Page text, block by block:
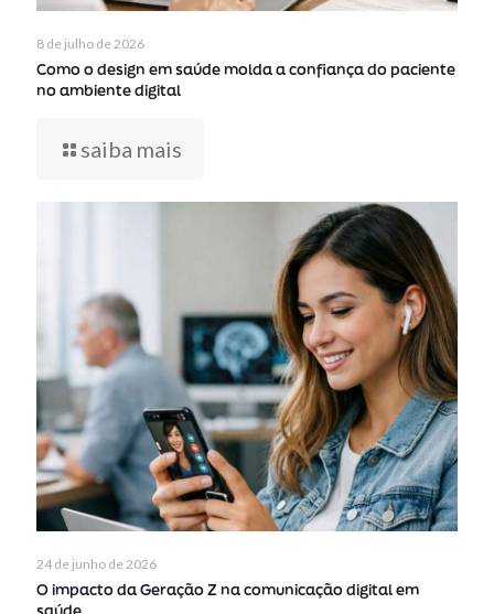
8 de julho de 2026
Como o design em saúde molda a confiança do paciente
no ambiente digital
saiba mais
24 de junho de 2026
O impacto da Geração Z na comunicação digital em